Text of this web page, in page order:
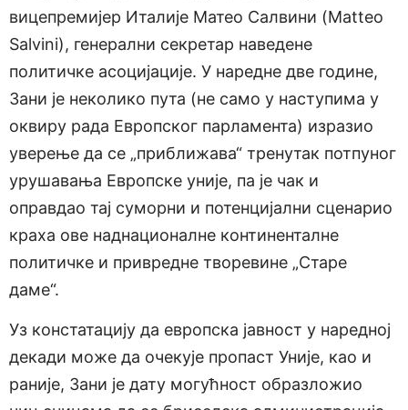
вицепремијер Италије Матео Салвини (Matteo
Salvini), генерални секретар наведене
политичке асоцијације. У наредне две године,
Зани је неколико пута (не само у наступима у
оквиру рада Европског парламента) изразио
уверење да се „приближава“ тренутак потпуног
урушавања Европске уније, па је чак и
оправдао тај суморни и потенцијални сценарио
краха ове наднационалне континенталне
политичке и привредне творевине „Старе
даме“.
Уз констатацију да европска јавност у наредној
декади може да очекује пропаст Уније, као и
раније, Зани је дату могућност образложио